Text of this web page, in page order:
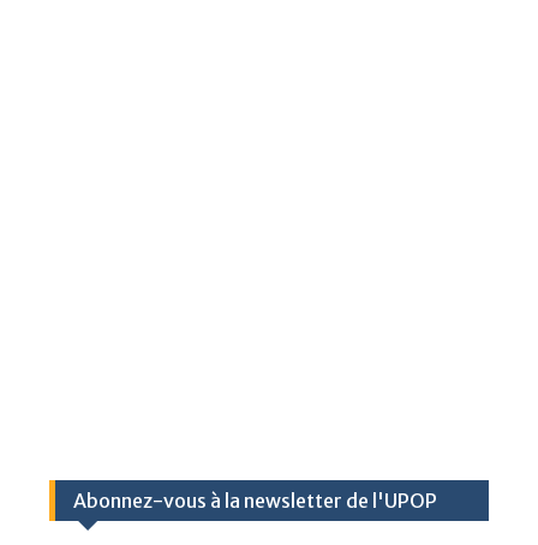
Abonnez-vous à la newsletter de l'UPOP